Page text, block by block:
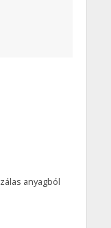
anyagból